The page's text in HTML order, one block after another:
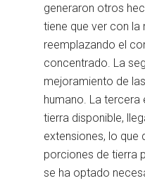
generaron otros
tiene que ver con
reemplazando el
concentrado. La
mejoramiento de
humano. La tercera
tierra disponible,
extensiones, lo que
porciones de tierra
se ha optado